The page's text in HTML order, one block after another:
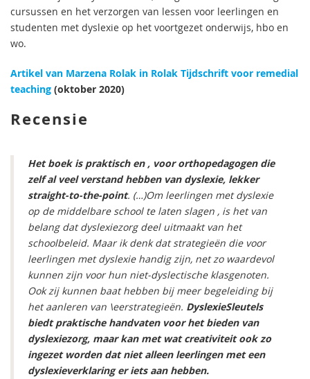
cursussen en het verzorgen van lessen voor leerlingen en
studenten met dyslexie op het voortgezet onderwijs, hbo en
wo.
Artikel van Marzena Rolak in Rolak Tijdschrift voor remedial
teaching (oktober 2020)
Recensie
Het boek is praktisch en , voor orthopedagogen die
zelf al veel verstand hebben van dyslexie, lekker
straight-to-the-point. (…)Om leerlingen met dyslexie
op de middelbare school te laten slagen , is het van
belang dat dyslexiezorg deel uitmaakt van het
schoolbeleid. Maar ik denk dat strategieën die voor
leerlingen met dyslexie handig zijn, net zo waardevol
kunnen zijn voor hun niet-dyslectische klasgenoten.
Ook zij kunnen baat hebben bij meer begeleiding bij
het aanleren van \eerstrategieën. DyslexieSleutels
biedt praktische handvaten voor het bieden van
dyslexiezorg, maar kan met wat creativiteit ook zo
ingezet worden dat niet alleen leerlingen met een
dyslexieverklaring er iets aan hebben.